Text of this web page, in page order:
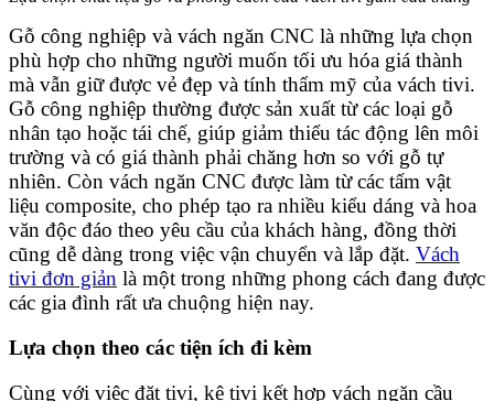
Gỗ công nghiệp và vách ngăn CNC là những lựa chọn
phù hợp cho những người muốn tối ưu hóa giá thành
mà vẫn giữ được vẻ đẹp và tính thẩm mỹ của vách tivi.
Gỗ công nghiệp thường được sản xuất từ các loại gỗ
nhân tạo hoặc tái chế, giúp giảm thiểu tác động lên môi
trường và có giá thành phải chăng hơn so với gỗ tự
nhiên. Còn vách ngăn CNC được làm từ các tấm vật
liệu composite, cho phép tạo ra nhiều kiểu dáng và hoa
văn độc đáo theo yêu cầu của khách hàng, đồng thời
cũng dễ dàng trong việc vận chuyển và lắp đặt. Vách
tivi đơn giản là một trong những phong cách đang được
các gia đình rất ưa chuộng hiện nay.
Lựa chọn theo các tiện ích đi kèm
Cùng với việc đặt tivi, kệ tivi kết hợp vách ngăn cầu